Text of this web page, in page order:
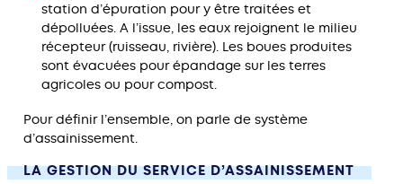
station d’épuration pour y être traitées et
dépolluées. A l’issue, les eaux rejoignent le milieu
récepteur (ruisseau, rivière). Les boues produites
sont évacuées pour épandage sur les terres
agricoles ou pour compost.
Pour définir l’ensemble, on parle de système
d’assainissement.
LA GESTION DU SERVICE D’ASSAINISSEMENT